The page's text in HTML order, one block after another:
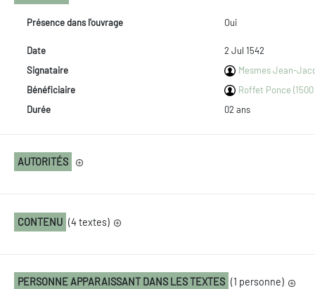
Présence dans l'ouvrage Oui
Date
2 Jul 1542
Signataire
Mesmes Jean-
Bénéficiaire
Roffet Ponce
Durée
02 ans
AUTORITÉS
CONTENU (4 textes)
PERSONNE APPARAISSANT DANS LES TEXTES (1 personne)